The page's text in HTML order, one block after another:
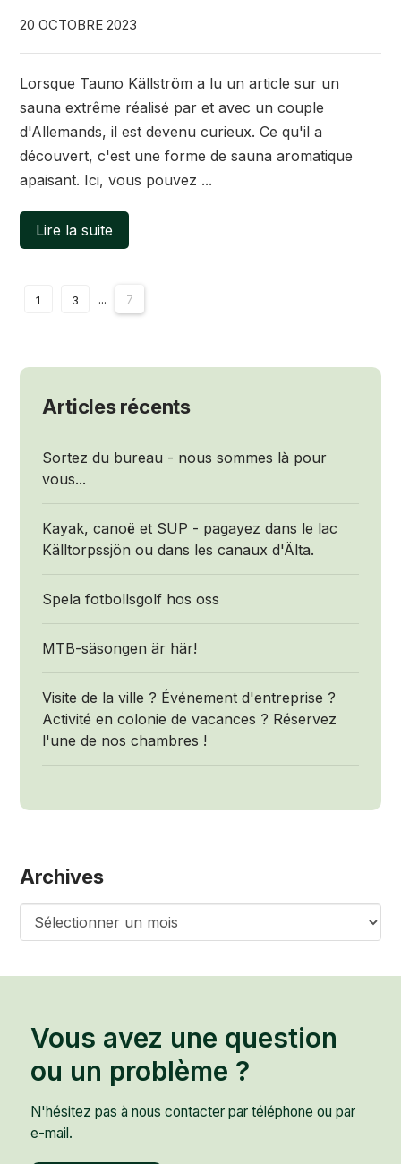
20 OCTOBRE 2023
Lorsque Tauno Källström a lu un article sur un
sauna extrême réalisé par et avec un couple
d'Allemands, il est devenu curieux. Ce qu'il a
découvert, c'est une forme de sauna aromatique
apaisant. Ici, vous pouvez ...
Lire la suite
1 3 ... 7
Articles récents
Sortez du bureau - nous sommes là pour
vous...
Kayak, canoë et SUP - pagayez dans le lac
Källtorpssjön ou dans les canaux d'Älta.
Spela fotbollsgolf hos oss
MTB-säsongen är här!
Visite de la ville ? Événement d'entreprise ?
Activité en colonie de vacances ? Réservez
l'une de nos chambres !
Archives
Archives
Vous avez une question
ou un problème ?
N'hésitez pas à nous contacter par téléphone ou par
e-mail.